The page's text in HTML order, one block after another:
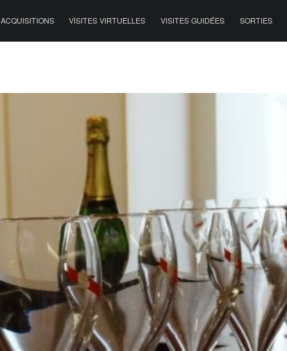
ACQUISITIONS VISITES VIRTUELLES VISITES GUIDÉES SORTIES